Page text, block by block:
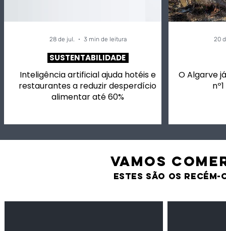
Inteligência artificial ajuda hotéis e
restaurantes a reduzir desperdício
alimentar até 60%
SUSTENTABILIDADE
28 de jul. 3 min de leitura
O Algarve
20
VAMOS
estes são os recém-